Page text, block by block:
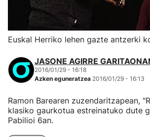
Euskal Herriko lehen gazte antzerki
JASONE AGIRRE
2016/01/29 - 16:18
Azken eguneratzea 2016/01/29 - 16:13
Ramon Barearen zuzendaritzapean,
klasiko gaurkotua estreinatuko dute
Pabilioi 6an.